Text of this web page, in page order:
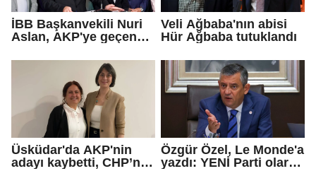
İBB Başkanvekili Nuri
Aslan, AKP'ye geçen
iddialarına yanıt verdi
Veli Ağbaba'nın abisi
Hür Ağbaba tutuklandı
Üsküdar'da AKP'nin
adayı kaybetti, CHP’nin
Özgür Özel, Le Monde'a
yazdı: YENİ Parti olarak